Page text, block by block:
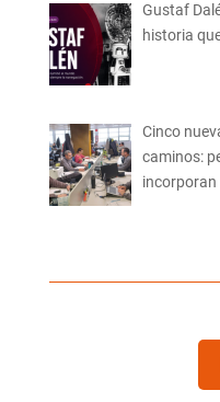
Gustaf
historia
Cinco
caminos:
incorporan